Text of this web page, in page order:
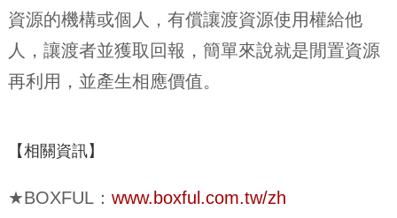
資源的機構或個人，有償讓渡資源使用權給他
人，讓渡者並獲取回報，簡單來說就是閒置資源
再利用，並產生相應價值。
【相關資訊】
★BOXFUL： www.boxful.com.tw/zh